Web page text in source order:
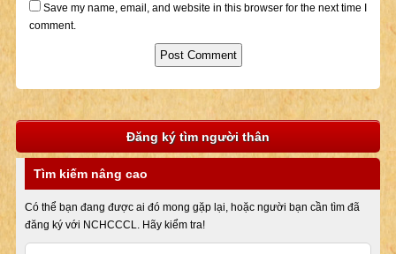
Save my name, email, and website in this browser for the next time I
comment.
Đăng ký tìm người thân
Tìm kiếm nâng cao
Có thể bạn đang được ai đó mong gặp lại, hoặc người bạn cần tìm đã
đăng ký với NCHCCCL. Hãy kiểm tra!